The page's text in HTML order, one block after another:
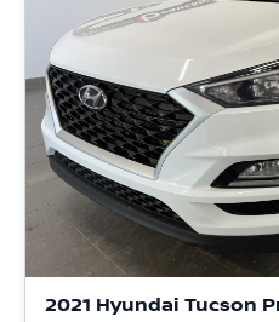
2021 Hyundai Tucson